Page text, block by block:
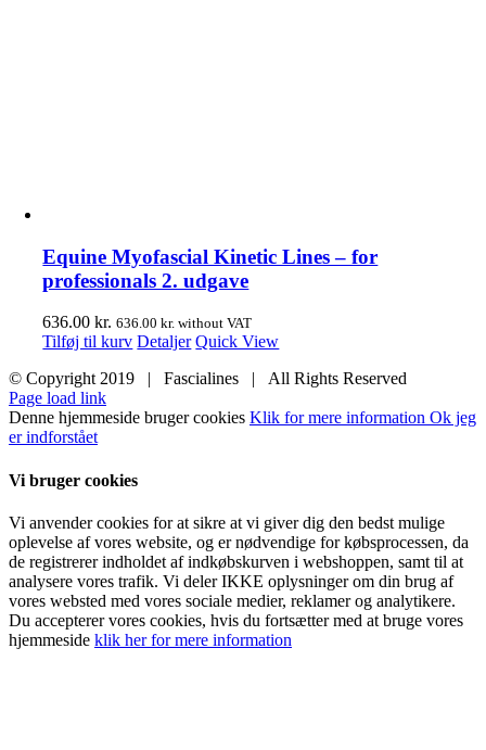
Equine Myofascial Kinetic Lines – for
professionals 2. udgave
636.00kr. 636.00kr. without VAT
Tilføj til kurv Detaljer Quick View
© Copyright 2019 | Fascialines | All Rights Reserved
Page load link
Denne hjemmeside bruger cookies Klik for mere information Ok jeg
er indforstået
Vi bruger cookies
Vi anvender cookies for at sikre at vi giver dig den bedst mulige
oplevelse af vores website, og er nødvendige for købsprocessen, da
de registrerer indholdet af indkøbskurven i webshoppen, samt til at
analysere vores trafik. Vi deler IKKE oplysninger om din brug af
vores websted med vores sociale medier, reklamer og analytikere.
Du accepterer vores cookies, hvis du fortsætter med at bruge vores
hjemmeside klik her for mere information